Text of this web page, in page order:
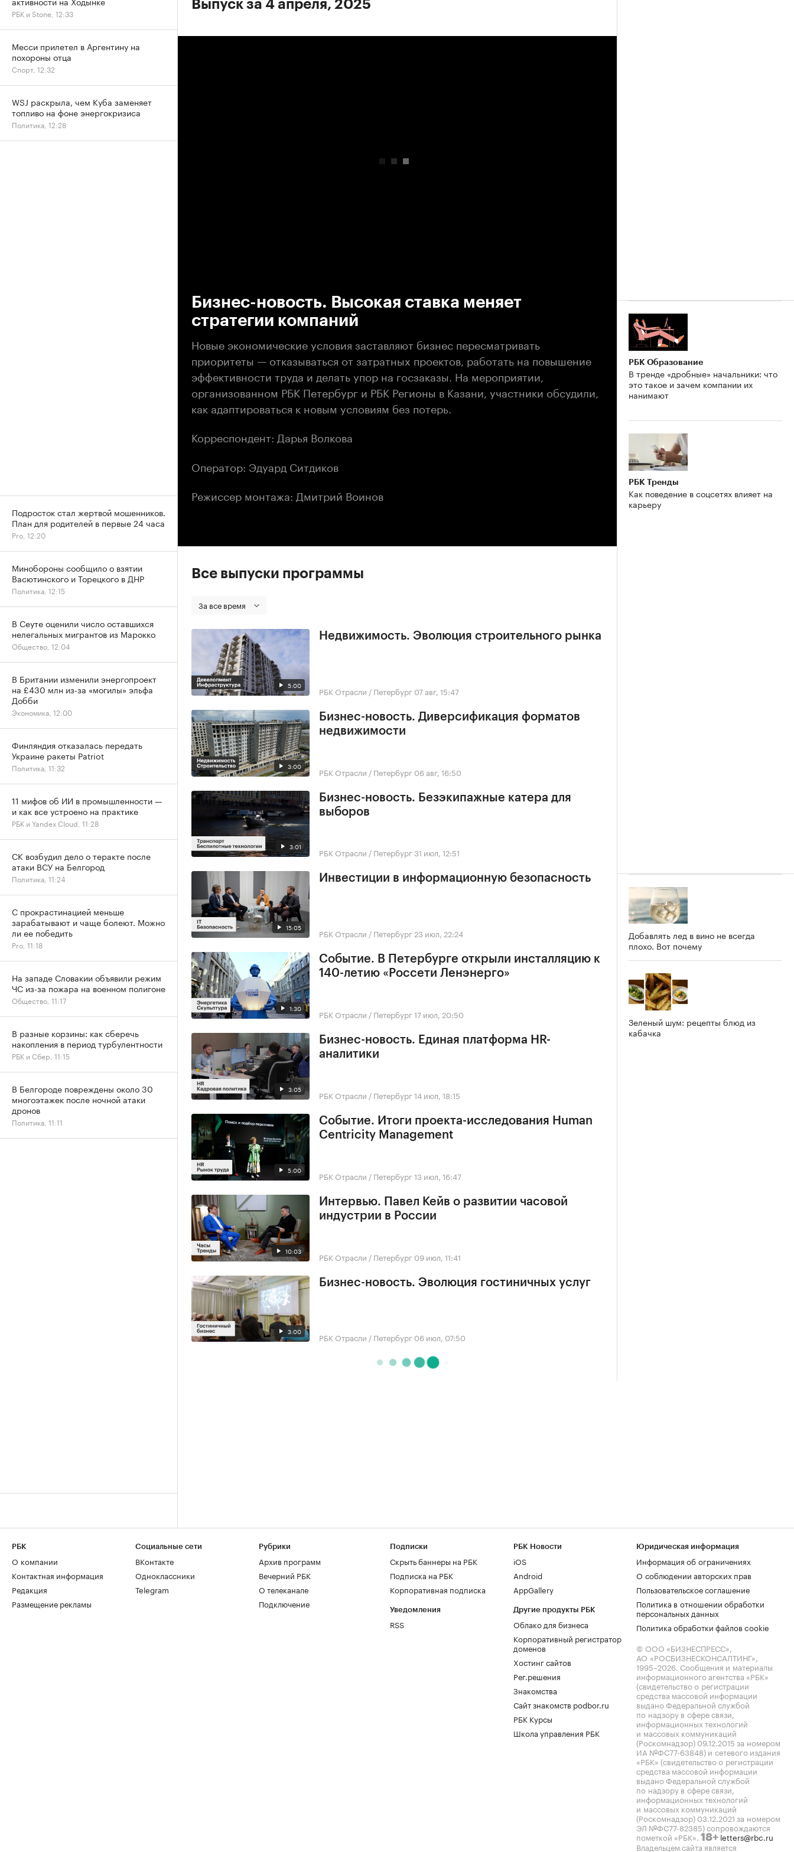
Выпуск за 4 апреля, 2025
Бизнес-новость. Высокая ставка меняет
стратегии компаний
Новые экономические условия заставляют бизнес пересматривать
приоритеты — отказываться от затратных проектов, работать на повышение
эффективности труда и делать упор на госзаказы. На мероприятии,
организованном РБК Петербург и РБК Регионы в Казани, участники обсудили,
как адаптироваться к новым условиям без потерь.
Корреспондент: Дарья Волкова
Оператор: Эдуард Ситдиков
Режиссер монтажа: Дмитрий Воинов
Все выпуски программы
За все время
5:00
Недвижимость. Эволюция строительного рынка
РБК Отрасли / Петербург 07 авг, 15:47
3:00
Бизнес-новость. Диверсификация форматов
недвижимости
РБК Отрасли / Петербург 06 авг, 16:50
3:01
Бизнес-новость. Безэкипажные катера для
выборов
РБК Отрасли / Петербург31 июл, 12:51
15:05
Инвестиции в информационную безопасность
РБК Отрасли / Петербург 23 июл, 22:24
1:30
Событие. В Петербурге открыли инсталляцию к
140-летию «Россети Ленэнерго»
РБК Отрасли / Петербург17 июл, 20:50
3:05
Бизнес-новость. Единая платформа HR-
аналитики
РБК Отрасли / Петербург14 июл, 18:15
5:00
Событие. Итоги проекта-исследования Human
Centricity Management
РБК Отрасли / Петербург13 июл, 16:47
10:03
Интервью. Павел Кейв о развитии часовой
индустрии в России
РБК Отрасли / Петербург 09 июл, 11:41
3:00
Бизнес-новость. Эволюция гостиничных услуг
РБК Отрасли / Петербург 06 июл, 07:50
РБК Образование
В тренде «дробные» начальники: что
это такое и зачем компании их
нанимают
РБК Тренды
Как поведение в соцсетях влияет на
карьеру
Добавлять лед в вино не всегда
плохо. Вот почему
Зеленый шум: рецепты блюд из
кабачка
РБК и Stone, 12:33
Месси прилетел в Аргентину на
похороны отца
Спорт, 12:32
WSJ раскрыла, чем Куба заменяет
топливо на фоне энергокризиса
Политика, 12:28
Подросток стал жертвой мошенников.
План для родителей в первые 24 часа
Pro, 12:20
Минобороны сообщило о взятии
Васютинского и Торецкого в ДНР
Политика, 12:15
В Сеуте оценили число оставшихся
нелегальных мигрантов из Марокко
Общество, 12:04
В Британии изменили энергопроект
на £430 млн из-за «могилы» эльфа
Добби
Экономика, 12:00
Финляндия отказалась передать
Украине ракеты Patriot
Политика, 11:32
11 мифов об ИИ в промышленности —
и как все устроено на практике
РБК и Yandex Cloud, 11:28
СК возбудил дело о теракте после
атаки ВСУ на Белгород
Политика, 11:24
С прокрастинацией меньше
зарабатывают и чаще болеют. Можно
ли ее победить
Pro, 11:18
На западе Словакии объявили режим
ЧС из-за пожара на военном полигоне
Общество, 11:17
В разные корзины: как сберечь
накопления в период турбулентности
РБК и Сбер, 11:15
В Белгороде повреждены около 30
многоэтажек после ночной атаки
дронов
Политика, 11:11
РБК
О компании
Контактная информация
Редакция
Размещение рекламы
Социальные сети
ВКонтакте
Одноклассники
Telegram
Рубрики
Архив программ
Вечерний РБК
О телеканале
Подключение
Подписки
Скрыть баннеры на РБК
Подписка на РБК
Корпоративная подписка
Уведомления
RSS
РБК Новости
iOS
Android
AppGallery
Другие продукты РБК
Облако для бизнеса
Корпоративный регистратор
доменов
Хостинг сайтов
Рег.решения
Знакомства
Сайт знакомств podbor.ru
РБК Курсы
Школа управления РБК
Юридическая информация
Информация об ограничениях
О соблюдении авторских прав
Пользовательское соглашение
Политика в отношении обработки
персональных данных
Политика обработки файлов cookie
© ООО «БИЗНЕСПРЕСС»,
АО «РОСБИЗНЕСКОНСАЛТИНГ»,
1995–2026. Сообщения и материалы
информационного агентства «РБК»
(свидетельство о регистрации
средства массовой информации
выдано Федеральной службой
по надзору в сфере связи,
информационных технологий
и массовых коммуникаций
(Роскомнадзор) 09.12.2015 за номером
ИА №ФС77-63848) и сетевого издания
«РБК» (свидетельство о регистрации
средства массовой информации
выдано Федеральной службой
по надзору в сфере связи,
информационных технологий
и массовых коммуникаций
(Роскомнадзор) 03.12.2021 за номером
ЭЛ №ФС77-82385) сопровождаются
пометкой «РБК». 18+ letters@rbc.ru
Владельцем сайта является